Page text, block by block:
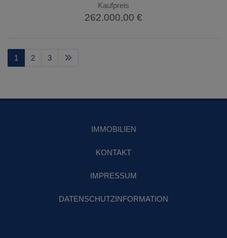
Kaufpreis
262.000,00 €
1 2 3
IMMOBILIEN
KONTAKT
IMPRESSUM
DATENSCHUTZINFORMATION